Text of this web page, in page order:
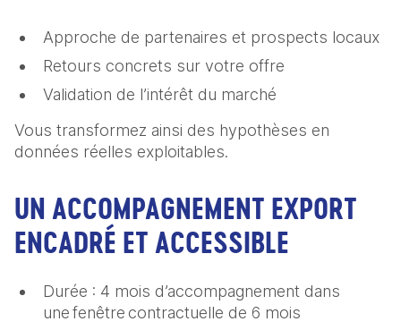
Approche de partenaires et prospects locaux
Retours concrets sur votre offre
Validation de l’intérêt du marché
Vous transformez ainsi des hypothèses en
données réelles exploitables.
UN ACCOMPAGNEMENT EXPORT
ENCADRÉ ET ACCESSIBLE
Durée : 4 mois d’accompagnement dans
une fenêtre contractuelle de 6 mois